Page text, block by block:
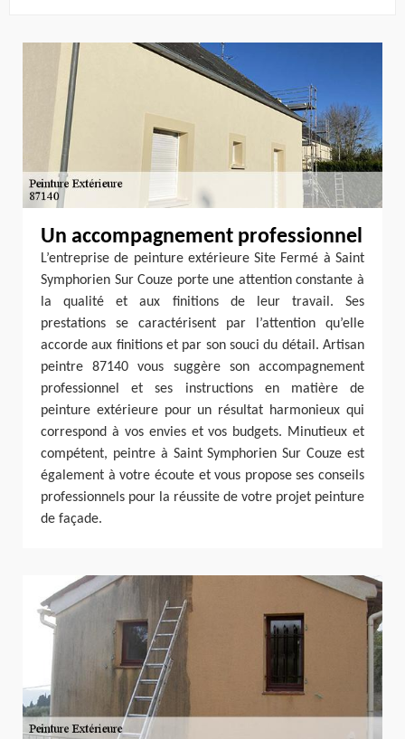
Un accompagnement professionnel
L’entreprise de peinture extérieure Site Fermé à Saint
Symphorien Sur Couze porte une attention constante à
la qualité et aux finitions de leur travail. Ses
prestations se caractérisent par l’attention qu’elle
accorde aux finitions et par son souci du détail. Artisan
peintre 87140 vous suggère son accompagnement
professionnel et ses instructions en matière de
peinture extérieure pour un résultat harmonieux qui
correspond à vos envies et vos budgets. Minutieux et
compétent, peintre à Saint Symphorien Sur Couze est
également à votre écoute et vous propose ses conseils
professionnels pour la réussite de votre projet peinture
de façade.